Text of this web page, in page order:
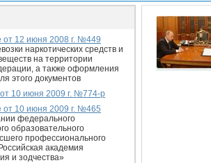
от 12 июня 2008 г. №449
наркотических средств и
на территории
а также оформления
этого документов
10 июня 2009 г. №774-р
от 10 июня 2009 г. №465
федерального
образовательного
профессионального
академия
и зодчества»